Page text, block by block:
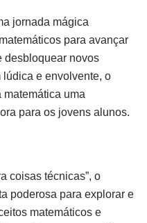
jornada mágica
para avançar
desbloquear novos
e envolvente, o
matemática uma
para os jovens alunos.
coisas técnicas”, o
poderosa para explorar e
matemáticos e